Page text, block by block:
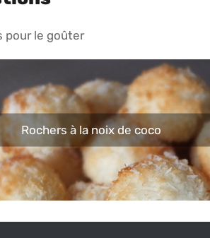
pour le goûter
Rochers à la noix de coco